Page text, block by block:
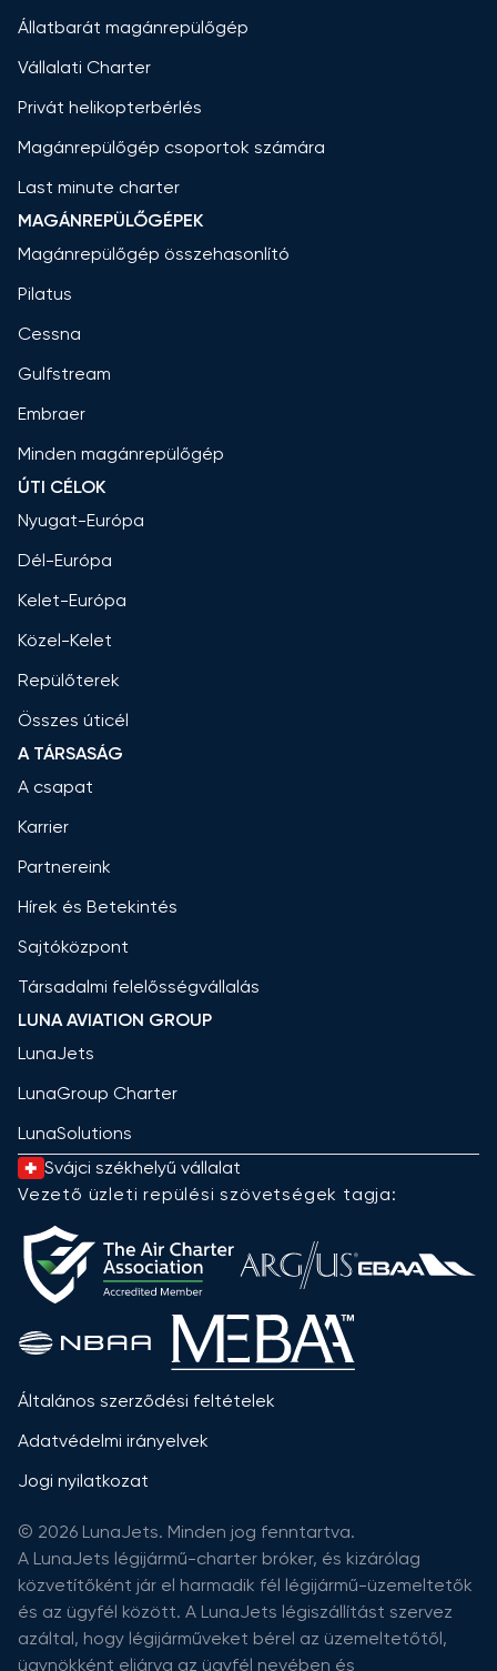
Állatbarát magánrepülőgép
Vállalati Charter
Privát helikopterbérlés
Magánrepülőgép csoportok számára
Last minute charter
MAGÁNREPÜLŐGÉPEK
Magánrepülőgép összehasonlító
Pilatus
Cessna
Gulfstream
Embraer
Minden magánrepülőgép
ÚTI CÉLOK
Nyugat-Európa
Dél-Európa
Kelet-Európa
Közel-Kelet
Repülőterek
Összes úticél
A TÁRSASÁG
A csapat
Karrier
Partnereink
Hírek és Betekintés
Sajtóközpont
Társadalmi felelősségvállalás
LUNA AVIATION GROUP
LunaJets
LunaGroup Charter
LunaSolutions
Svájci székhelyű vállalat
Vezető üzleti repülési szövetségek tagja:
Általános szerződési feltételek
Adatvédelmi irányelvek
Jogi nyilatkozat
© 2026 LunaJets. Minden jog fenntartva.
A LunaJets légijármű-charter bróker, és kizárólag
közvetítőként jár el harmadik fél légijármű-üzemeltetők
és az ügyfél között. A LunaJets légiszállítást szervez
azáltal, hogy légijárműveket bérel az üzemeltetőtől,
ügynökként eljárva az ügyfél nevében és